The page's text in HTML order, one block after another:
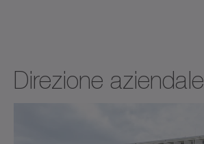
Direzione aziendale